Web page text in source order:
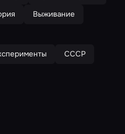
Выживание
СССР